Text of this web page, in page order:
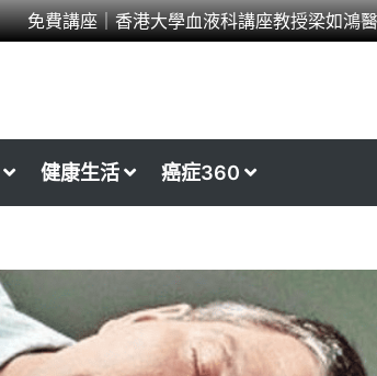
免費講座｜香港大學血液科講座教授梁如鴻
健康生活 癌症360